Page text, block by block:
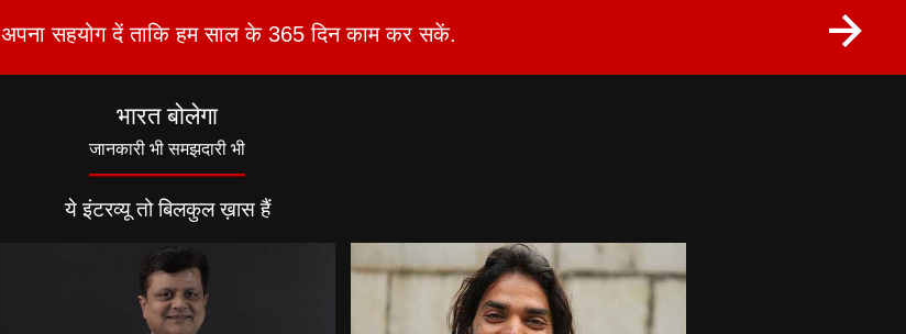
अपना सहयोग दें ताकि हम साल के 365 दिन काम कर सकें.
भारत बोलेगा
जानकारी भी समझदारी भी
ये इंटरव्यू तो बिलकुल ख़ास हैं